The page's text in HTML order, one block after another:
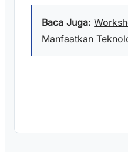
Baca Juga:
Manfaatkan